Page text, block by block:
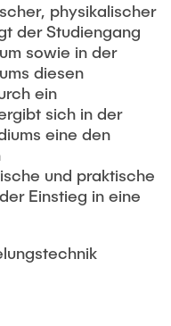
FSP
Studies
physikalischer
der Studiengang
sowie in der
diesen
ein
sich in der
eine den
und praktische
Einstieg in eine